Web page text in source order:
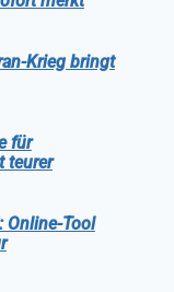
Krieg bringt
für
teurer
Online-Tool